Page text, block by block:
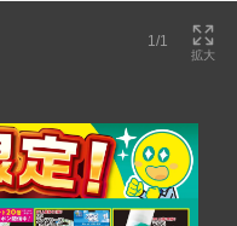
1/1
拡大